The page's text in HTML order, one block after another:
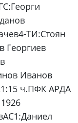
ТИ:Стоян
Георгиев
Иванов
ч.ПФК АРДА